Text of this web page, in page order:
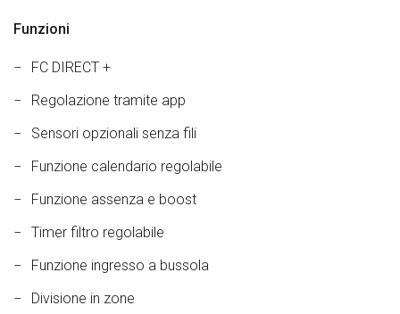
Funzioni
FC DIRECT +
Regolazione tramite app
Sensori opzionali senza fili
Funzione calendario regolabile
Funzione assenza e boost
Timer filtro regolabile
Funzione ingresso a bussola
Divisione in zone